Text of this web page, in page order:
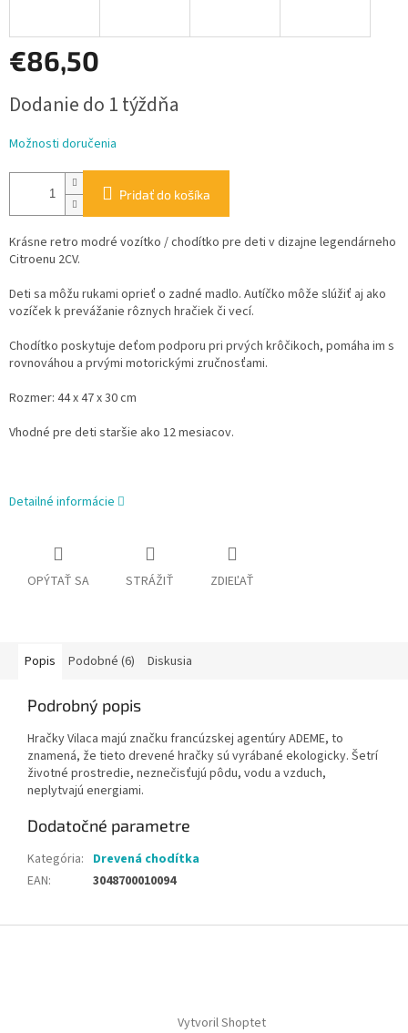
€86,50
cena:
Dodanie do 1 týždňa
Možnosti doručenia
Pridať do košíka
Krásne retro modré vozítko / chodítko pre deti v dizajne legendárneho
Citroenu 2CV.
Deti sa môžu rukami oprieť o zadné madlo. Autíčko môže slúžiť aj ako
vozíček k prevážanie rôznych hračiek či vecí.
Chodítko poskytuje deťom podporu pri prvých krôčikoch, pomáha im s
rovnováhou a prvými motorickými zručnosťami.
Rozmer: 44 x 47 x 30 cm
Vhodné pre deti staršie ako 12 mesiacov.
Detailné informácie
OPÝTAŤ SA STRÁŽIŤ ZDIEĽAŤ
Popis Podobné (6) Diskusia
Podrobný popis
Hračky Vilaca majú značku francúzskej agentúry ADEME, to
znamená, že tieto drevené hračky sú vyrábané ekologicky. Šetrí
životné prostredie, neznečisťujú pôdu, vodu a vzduch,
neplytvajú energiami.
Dodatočné parametre
Kategória: Drevená chodítka
EAN: 3048700010094
Vytvoril Shoptet